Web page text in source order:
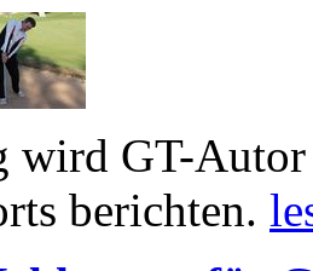
wird GT-
berichten.